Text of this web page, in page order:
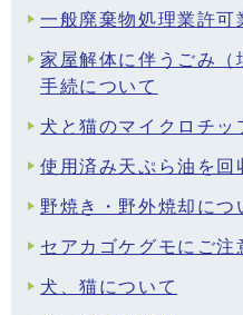
一般廃棄物処理業許可
家屋解体に伴うごみ（
手続について
犬と猫のマイクロチッ
使用済み天ぷら油を回
野焼き・野外焼却につ
セアカゴケグモにご注
犬、猫について